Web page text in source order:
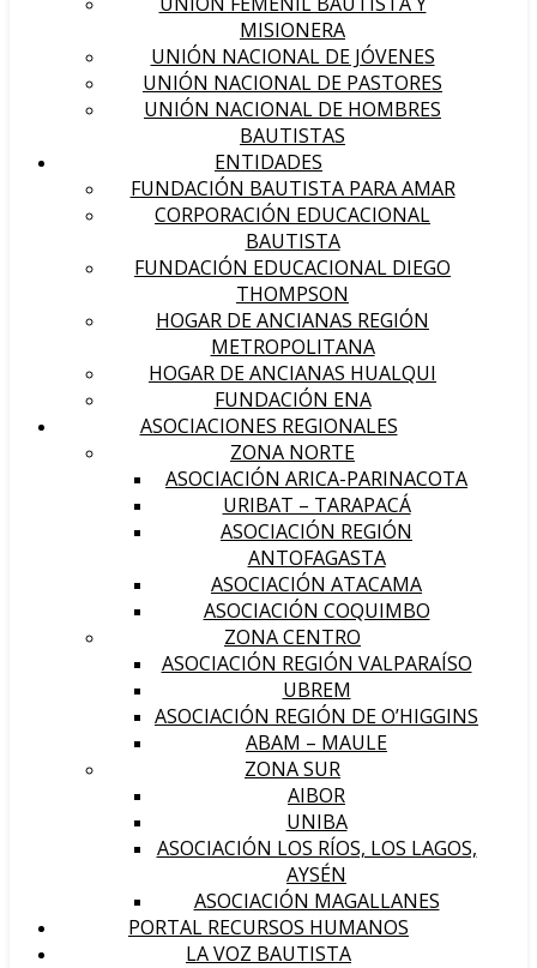
MISIONERA
UNIÓN NACIONAL DE JÓVENES
UNIÓN NACIONAL DE PASTORES
UNIÓN NACIONAL DE HOMBRES
BAUTISTAS
ENTIDADES
FUNDACIÓN BAUTISTA PARA AMAR
CORPORACIÓN EDUCACIONAL
BAUTISTA
FUNDACIÓN EDUCACIONAL DIEGO
THOMPSON
HOGAR DE ANCIANAS REGIÓN
METROPOLITANA
HOGAR DE ANCIANAS HUALQUI
FUNDACIÓN ENA
ASOCIACIONES REGIONALES
ZONA NORTE
ASOCIACIÓN ARICA-PARINACOTA
URIBAT – TARAPACÁ
ASOCIACIÓN REGIÓN
ANTOFAGASTA
ASOCIACIÓN ATACAMA
ASOCIACIÓN COQUIMBO
ZONA CENTRO
ASOCIACIÓN REGIÓN VALPARAÍSO
UBREM
ASOCIACIÓN REGIÓN DE O’HIGGINS
ABAM – MAULE
ZONA SUR
AIBOR
UNIBA
ASOCIACIÓN LOS RÍOS, LOS LAGOS,
AYSÉN
ASOCIACIÓN MAGALLANES
PORTAL RECURSOS HUMANOS
LA VOZ BAUTISTA